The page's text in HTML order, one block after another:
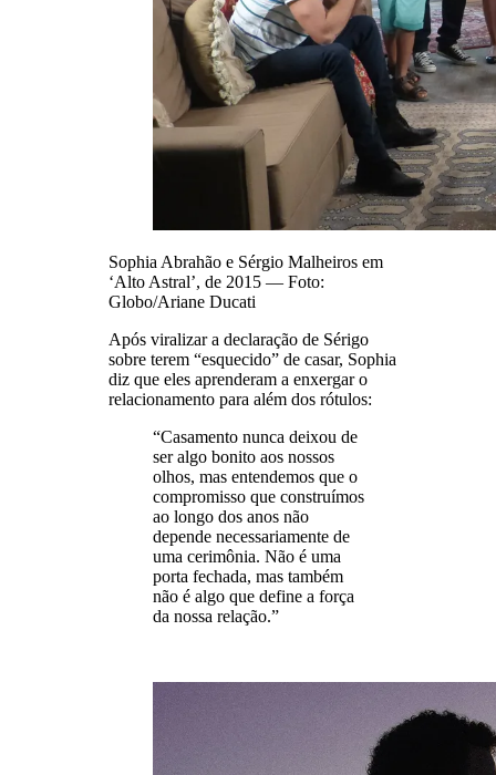
Sophia Abrahão e Sérgio Malheiros em
‘Alto Astral’, de 2015 — Foto:
Globo/Ariane Ducati
Após viralizar a declaração de Sérigo
sobre terem “esquecido” de casar, Sophia
diz que eles aprenderam a enxergar o
relacionamento para além dos rótulos:
“Casamento nunca deixou de
ser algo bonito aos nossos
olhos, mas entendemos que o
compromisso que construímos
ao longo dos anos não
depende necessariamente de
uma cerimônia. Não é uma
porta fechada, mas também
não é algo que define a força
da nossa relação.”